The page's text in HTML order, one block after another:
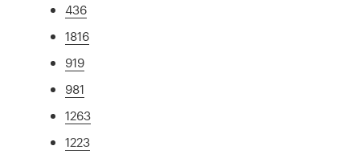
436
1816
919
981
1263
1223